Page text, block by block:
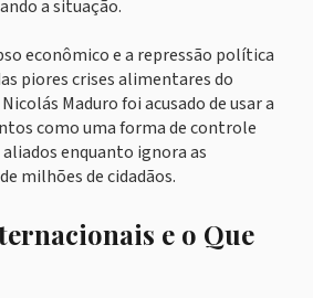
a situação.
econômico e a repressão política
piores crises alimentares do
Maduro foi acusado de usar a
como uma forma de controle
enquanto ignora as
milhões de cidadãos.
e o Que